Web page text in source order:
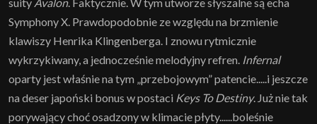
Symphony X. Prawdopodobnie ze względu na brzmienie
klawiszy Henrika Klingenberga. I znowu rytmicznie
wykrzykiwany, a jednocześnie melodyjny refren. Infernal
oparty jest właśnie na tym „przebojowym” patencie.....i jeszcze
na deser japoński bonus w postaci Keys To Destiny. Już nie tak
porywający choć osadzony w klimacie płyty......boleśnie